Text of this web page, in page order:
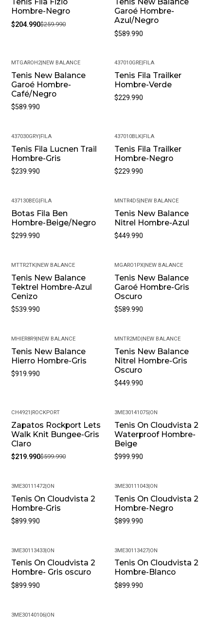
Hombre-Negro
$204.990$259.990
Garoé Hombre-
Azul/Negro
$589.990
MTGAROH2| NEW BALANCE
Tenis New Balance
Garoé Hombre-
Café/Negro
$589.990
437010GRE FILA
Tenis Fila Trailker
Hombre-Verde
$229.990
437030GRY| FILA
Tenis Fila Lucnen Trail
Hombre-Gris
$239.990
437010BLK FILA
Tenis Fila Trailker
Hombre-Negro
$229.990
437130BEG FILA
Botas Fila Ben
Hombre-Beige/Negro
$299.990
MNTR4D5 NEW BALANCE
Tenis New Balance
Nitrel Hombre-Azul
$449.990
MTTR2TK| NEW BALANCE
Tenis New Balance
Tektrel Hombre-Azul
Cenizo
$539.990
MGARO1PX NEW BALANCE
Tenis New Balance
Garoé Hombre-Gris
Oscuro
$589.990
MHIER8R9| NEW BALANCE
Tenis New Balance
Hierro Hombre-Gris
$919.990
MNTR2MD NEW BALANCE
Tenis New Balance
Nitrel Hombre-Gris
Oscuro
$449.990
-63%
CH4921 |ROCKPORT
Zapatos Rockport Lets
Walk Knit Bungee-Gris
Claro
$219.990$599.990
3ME30141075|ON
Tenis On Cloudvista 2
Waterproof Hombre-
Beige
$999.990
3ME30111472|ON
Tenis On Cloudvista 2
Hombre-Gris
$899.990
3ME30111043|ON
Tenis On Cloudvista 2
Hombre-Negro
$899.990
3ME30113433|ON
Tenis On Cloudvista 2
Hombre- Gris oscuro
$899.990
3ME30113427|ON
Tenis On Cloudvista 2
Hombre-Blanco
$899.990
3ME30140106|ON